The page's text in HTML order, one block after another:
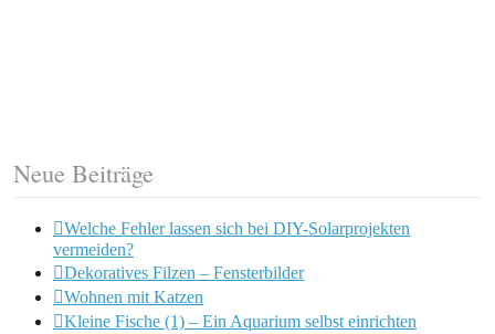
Neue Beiträge
Welche Fehler lassen sich bei DIY-Solarprojekten
vermeiden?
Dekoratives Filzen – Fensterbilder
Wohnen mit Katzen
Kleine Fische (1) – Ein Aquarium selbst einrichten